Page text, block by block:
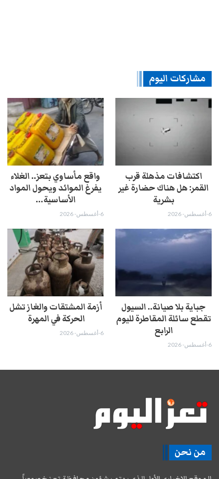
مشاركات اليوم
اكتشافات مذهلة قرب
القمر: هل هناك حضارة غير
بشرية
6-أغسطس- 2026
واقع مأساوي بتعز.. الغلاء
يفرغ الموائد ويحول المواد
الأساسية…
6-أغسطس- 2026
جباية بلا صيانة.. السيول
تقطع سائلة المقاطرة لليوم
الرابع
6-أغسطس- 2026
أزمة المشتقات والغاز تشل
الحركة في المهرة ​
6-أغسطس- 2026
من نحن